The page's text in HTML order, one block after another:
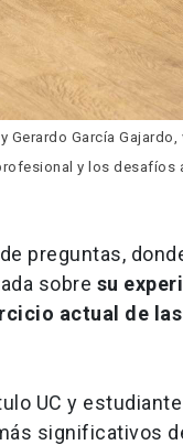
Gerardo García
y los desafíos
preguntas,
sobre su
actual de
UC y
significativos